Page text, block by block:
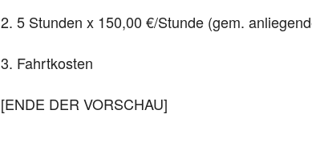
2. 5 Stunden x 150,00 €/Stunde (gem.
3. Fahrtkosten
[ENDE DER VORSCHAU]